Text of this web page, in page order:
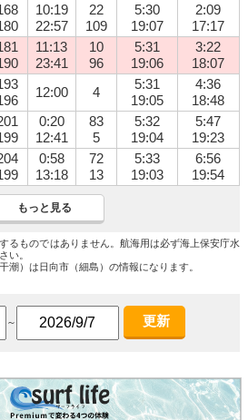
10:19
22:57
22
109
5:30
19:07
2:09
17:17
11:13
23:41
10
96
5:31
19:06
3:22
18:07
12:00 4
5:31
19:05
4:36
18:48
0:20
12:41
83
5
5:32
19:04
5:47
19:23
0:58
13:18
72
13
5:33
19:03
6:56
19:54
もっと見る
るものではありません。航海用は必ず海上保安庁水
い。
）は日向市（細島）の情報になります。
～ 更新